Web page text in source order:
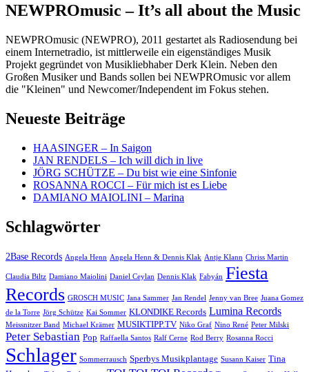
NEWPROmusic – It’s all about the Music
NEWPROmusic (NEWPRO), 2011 gestartet als Radiosendung bei
einem Internetradio, ist mittlerweile ein eigenständiges Musik
Projekt gegründet von Musikliebhaber Derk Klein. Neben den
Großen Musiker und Bands sollen bei NEWPROmusic vor allem
die "Kleinen" und Newcomer/Independent im Fokus stehen.
Neueste Beiträge
HAASINGER – In Saigon
JAN RENDELS – Ich will dich in live
JÖRG SCHÜTZE – Du bist wie eine Sinfonie
ROSANNA ROCCI – Für mich ist es Liebe
DAMIANO MAIOLINI – Marina
Schlagwörter
2Base Records Angela Henn Angela Henn & Dennis Klak Antje Klann Chriss Martin
Claudia Biltz Damiano Maiolini Daniel Ceylan Dennis Klak Fabyán Fiesta
Records GROSCH MUSIC Jana Sammer Jan Rendel Jenny van Bree Juana Gomez
de la Torre Jörg Schütze Kai Sommer KLONDIKE Records Lumina Records
Meissnitzer Band Michael Krämer MUSIKTIPP.TV Niko Graf Nino René Peter Milski
Peter Sebastian Pop Raffaella Santos Ralf Cerne Rod Berry Rosanna Rocci
Schlager Sommerrausch Sperbys Musikplantage Susann Kaiser Tina